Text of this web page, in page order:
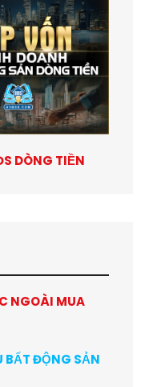
DÒNG TIỀN
NGOÀI MUA
BẤT ĐỘNG SẢN